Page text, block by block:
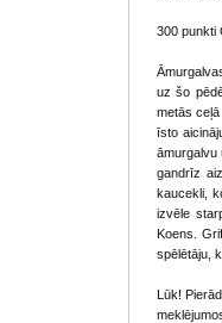
300 punkti
uz šo
metās
īsto
gandrīz
kaucekli,
izvēle
Koens.
spēlētāju,
Lūk!